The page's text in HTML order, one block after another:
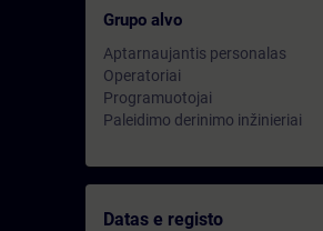
Grupo alvo
Aptarnaujantis personalas
Operatoriai
Programuotojai
Paleidimo derinimo inžinieriai
Datas e registo